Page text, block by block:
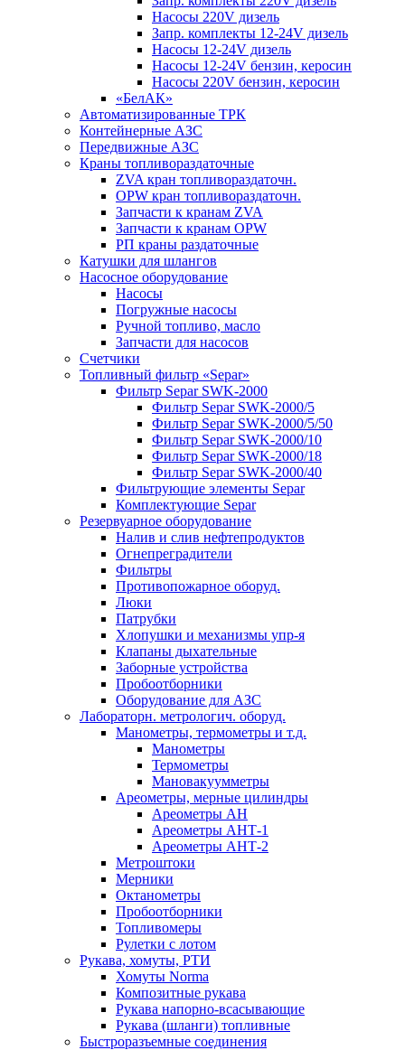
Насосы 220V дизель
Запр. комплекты 12-24V дизель
Насосы 12-24V дизель
Насосы 12-24V бензин, керосин
Насосы 220V бензин, керосин
«БелАК»
Автоматизированные ТРК
Контейнерные АЗС
Передвижные АЗС
Краны топливораздаточные
ZVA кран топливораздаточн.
OPW кран топливораздаточн.
Запчасти к кранам ZVA
Запчасти к кранам OPW
РП краны раздаточные
Катушки для шлангов
Насосное оборудование
Насосы
Погружные насосы
Ручной топливо, масло
Запчасти для насосов
Счетчики
Топливный фильтр «Separ»
Фильтр Separ SWK-2000
Фильтр Separ SWK-2000/5
Фильтр Separ SWK-2000/5/50
Фильтр Separ SWK-2000/10
Фильтр Separ SWK-2000/18
Фильтр Separ SWK-2000/40
Фильтрующие элементы Separ
Комплектующие Separ
Резервуарное оборудование
Налив и слив нефтепродуктов
Огнепреградители
Фильтры
Противопожарное оборуд.
Люки
Патрубки
Хлопушки и механизмы упр-я
Клапаны дыхательные
Заборные устройства
Пробоотборники
Оборудование для АЗС
Лабораторн. метрологич. оборуд.
Манометры, термометры и т.д.
Манометры
Термометры
Мановакуумметры
Ареометры, мерные цилиндры
Ареометры АН
Ареометры АНТ-1
Ареометры АНТ-2
Метроштоки
Мерники
Октанометры
Пробоотборники
Топливомеры
Рулетки с лотом
Рукава, хомуты, РТИ
Хомуты Norma
Композитные рукава
Рукава напорно-всасывающие
Рукава (шланги) топливные
Быстроразъемные соединения